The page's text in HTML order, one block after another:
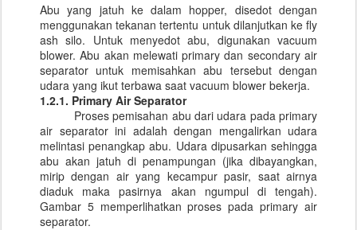
Abu yang jatuh ke dalam hopper, disedot dengan
menggunakan tekanan tertentu untuk dilanjutkan ke fly
ash silo. Untuk menyedot abu, digunakan vacuum
blower. Abu akan melewati primary dan secondary air
separator untuk memisahkan abu tersebut dengan
udara yang ikut terbawa saat vacuum blower bekerja.
1.2.1. Primary Air Separator
Proses pemisahan abu dari udara pada primary
air separator ini adalah dengan mengalirkan udara
melintasi penangkap abu. Udara dipusarkan sehingga
abu akan jatuh di penampungan (jika dibayangkan,
mirip dengan air yang kecampur pasir, saat airnya
diaduk maka pasirnya akan ngumpul di tengah).
Gambar 5 memperlihatkan proses pada primary air
separator.